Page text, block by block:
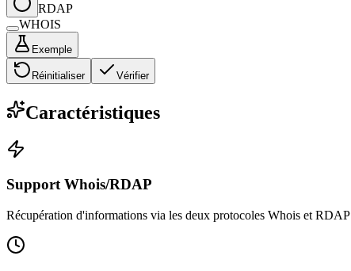
RDAP
WHOIS
Exemple
Réinitialiser Vérifier
Caractéristiques
Support Whois/RDAP
Récupération d'informations via les deux protocoles Whois et RDAP